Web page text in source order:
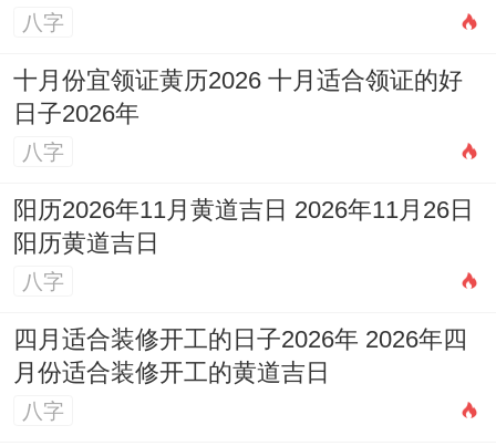
八字
十月份宜领证黄历2026 十月适合领证的好
日子2026年
八字
阳历2026年11月黄道吉日 2026年11月26日
阳历黄道吉日
八字
四月适合装修开工的日子2026年 2026年四
月份适合装修开工的黄道吉日
八字